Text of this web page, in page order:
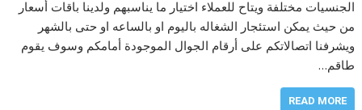
الجنسيات مختلفة ويتاح للعملاء اختيار ما يناسبهم ولدينا باقات أسعار
من حيث يمكن استئجار الشغاله باليوم او بالساعه او حتى بالشهر
ويشرفنا اتصالاتكم على أرقام الجوال الموجودة أمامكم وسوف يقوم
طاقم…
READ MORE